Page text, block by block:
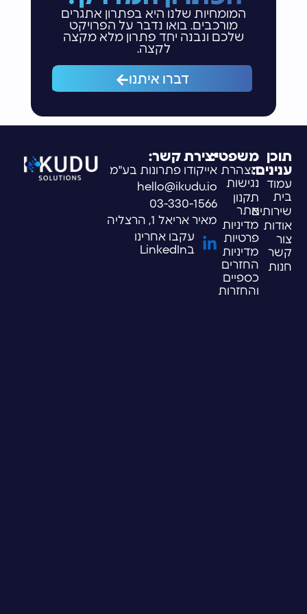
המומחיות שלנו היא בפתרון אתגרים
מורכבים. בואו נדבר על הפרויקט
שלכם ונבנה יחד פתרון מלא מקצה
לקצה.
דברו איתנו
תוכן
ענינים:
עמוד
בית
שירותים
אודות
צור
קשר
חנות
משפטי:
הצהרת
נגישות
תקנון
אתר
מדיניות
פרטיות
מדיניות
החזרים
כספיים
והחזרות
יצירת קשר:
אייקודו פתרונות בע"מ
hello@ikudu.io
03-330-1566
מאיר אריאל 1, הרצליה
עקבו אחרינו
בLinkedIn